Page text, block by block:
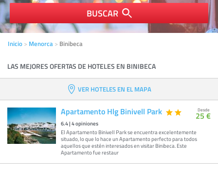
BUSCAR
Inicio Menorca Binibeca
LAS MEJORES OFERTAS DE HOTELES EN BINIBECA
VER HOTELES EN EL MAPA
Apartamento Hlg Binivell Park
6.4|4opiniones
El Apartamento Binivell Park se encuentra excelentemente
situado, lo que lo hace un Apartamento perfecto para todos
aquellos que estén interesados en visitar Binibeca. Este
Apartamento fue restaur
Desde
25 €